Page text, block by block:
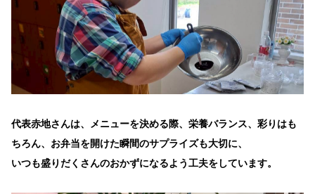
代表赤地さんは、メニューを決める際、栄養バランス、彩りはも
ちろん、お弁当を開けた瞬間のサプライズも大切に、
いつも盛りだくさんのおかずになるよう工夫をしています。